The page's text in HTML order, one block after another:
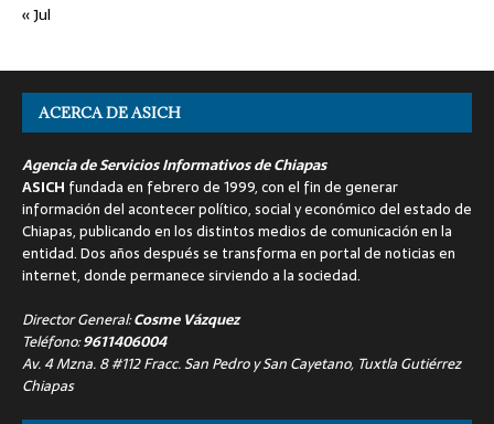
« Jul
ACERCA DE ASICH
Agencia de Servicios Informativos de Chiapas
ASICH fundada en febrero de 1999, con el fin de generar
información del acontecer político, social y económico del estado de
Chiapas, publicando en los distintos medios de comunicación en la
entidad. Dos años después se transforma en portal de noticias en
internet, donde permanece sirviendo a la sociedad.
Director General:Cosme Vázquez
Teléfono:9611406004
Av. 4 Mzna. 8 #112 Fracc. San Pedro y San Cayetano, Tuxtla Gutiérrez
Chiapas